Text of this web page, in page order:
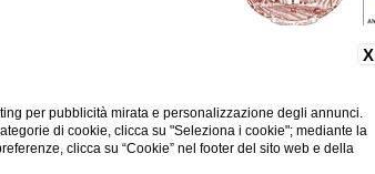
X
per pubblicità mirata e personalizzazione degli annunci.
di cookie, clicca su "Seleziona i cookie"; mediante la
clicca su “Cookie” nel footer del sito web e della